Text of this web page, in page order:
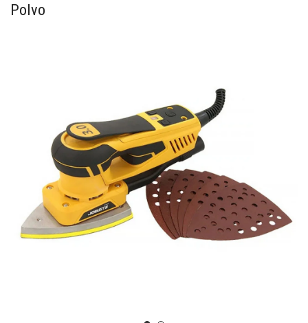
Polvo